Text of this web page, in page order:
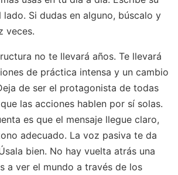
Si dudas en alguno, búscalo y
veces.
no te llevará años. Te llevará
de práctica intensa y un cambio
de ser el protagonista de todas
las acciones hablen por sí solas.
es que el mensaje llegue claro,
adecuado. La voz pasiva te da
bien. No hay vuelta atrás una
a ver el mundo a través de los